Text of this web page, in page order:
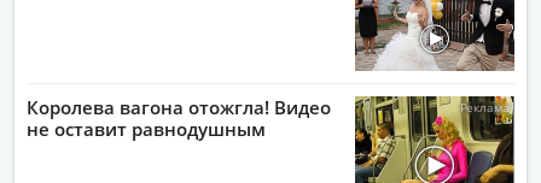
Королева вагона отожгла! Видео
не оставит равнодушным